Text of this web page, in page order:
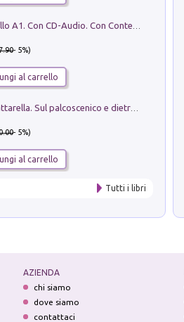
- 5%)
al carrello
Conte e Mattarella. Sul palcoscenico e dietro le quinte del Quirinale. Un racconto sulle istituzioni
- 5%)
al carrello
Tutti i libri
AZIENDA
chi siamo
dove siamo
contattaci